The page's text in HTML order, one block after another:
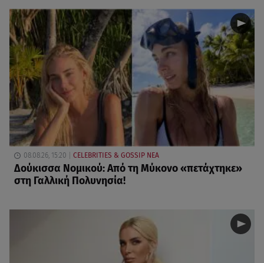
08.08.26, 15:20 CELEBRITIES & GOSSIP ΝΕΑ
Δούκισσα Νομικού: Από τη Μύκονο «πετάχτηκε»
στη Γαλλική Πολυνησία!